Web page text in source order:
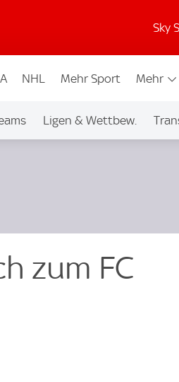
Sky
NHL Mehr Sport Mehr
Ligen & Wettbew.
zum FC